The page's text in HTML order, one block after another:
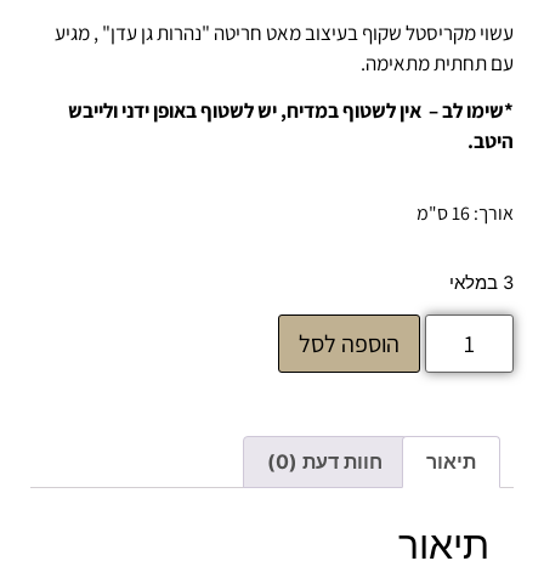
עשוי מקריסטל שקוף בעיצוב מאט חריטה "נהרות גן עדן" , מגיע
עם תחתית מתאימה.
*שימו לב – אין לשטוף במדיח, יש לשטוף באופן ידני ולייבש
היטב.
אורך: 16 ס"מ
3 במלאי
הוספה לסל
תיאור חוות דעת (0)
תיאור